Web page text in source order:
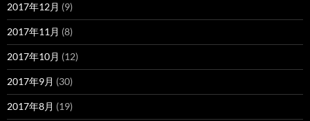
2017年12月 (9)
2017年11月 (8)
2017年10月 (12)
2017年9月 (30)
2017年8月 (19)